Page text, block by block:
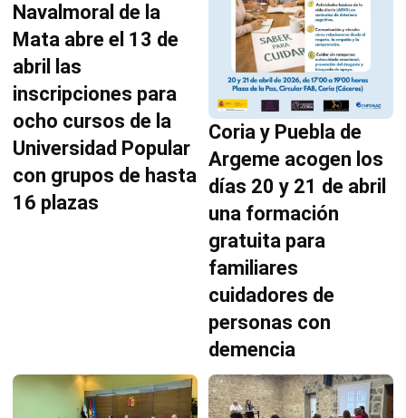
Navalmoral de la
Mata abre el 13 de
abril las
inscripciones para
ocho cursos de la
Universidad Popular
con grupos de hasta
16 plazas
Coria y Puebla de
Argeme acogen los
días 20 y 21 de abril
una formación
gratuita para
familiares
cuidadores de
personas con
demencia